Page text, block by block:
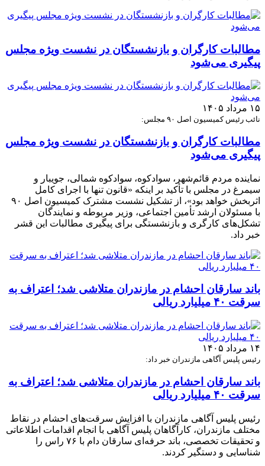
مطالبات کارگران و بازنشستگان در نشست ویژه مجلس
پیگیری می‌شود
۱۵ مرداد ۱۴۰۵
نائب رئیس کمیسیون اصل ۹۰ مجلس:
مطالبات کارگران و بازنشستگان در نشست ویژه مجلس
پیگیری می‌شود
نماینده مردم قائم‌شهر، سوادکوه، سوادکوه شمالی، جویبار و
سیمرغ در مجلس با تأکید بر اینکه «قانون تنها با اجرای کامل
اثربخش خواهد بود»، از تشکیل نشست مشترک کمیسیون اصل ۹۰
با مسئولان ارشد تأمین اجتماعی، وزیر مربوطه و نمایندگان
تشکل‌های کارگری و بازنشستگی برای پیگیری مطالبات این قشر
خبر داد.
باند سارقان احشام در مازندران متلاشی شد؛ اعتراف به
سرقت ۴۰ میلیارد ریالی
۱۴ مرداد ۱۴۰۵
رئیس پلیس آگاهی مازندران خبر داد:
باند سارقان احشام در مازندران متلاشی شد؛ اعتراف به
سرقت ۴۰ میلیارد ریالی
رئیس پلیس آگاهی مازندران با افزایش سرقت‌های احشام در نقاط
مختلف مازندران، کارآگاهان پلیس آگاهی با انجام اقدامات اطلاعاتی
و تحقیقات تخصصی، باند حرفه‌ای سارقان دام با ۷۶ راس را
شناسایی و دستگیر کردند.